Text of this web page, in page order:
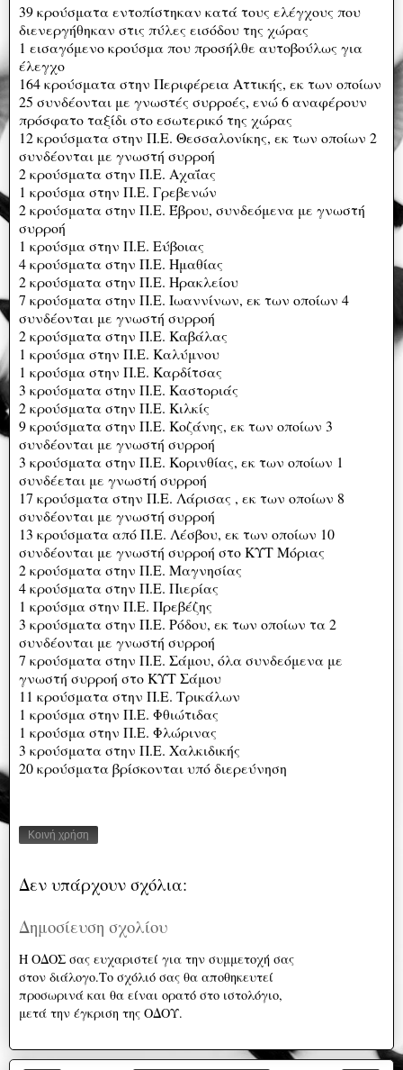
39 κρούσματα εντοπίστηκαν κατά τους ελέγχους που
διενεργήθηκαν στις πύλες εισόδου της χώρας
1 εισαγόμενο κρούσμα που προσήλθε αυτοβούλως για
έλεγχο
164 κρούσματα στην Περιφέρεια Αττικής, εκ των οποίων
25 συνδέονται με γνωστές συρροές, ενώ 6 αναφέρουν
πρόσφατο ταξίδι στο εσωτερικό της χώρας
12 κρούσματα στην Π.Ε. Θεσσαλονίκης, εκ των οποίων 2
συνδέονται με γνωστή συρροή
2 κρούσματα στην Π.Ε. Αχαΐας
1 κρούσμα στην Π.Ε. Γρεβενών
2 κρούσματα στην Π.Ε. Έβρου, συνδεόμενα με γνωστή
συρροή
1 κρούσμα στην Π.Ε. Εύβοιας
4 κρούσματα στην Π.Ε. Ημαθίας
2 κρούσματα στην Π.Ε. Ηρακλείου
7 κρούσματα στην Π.Ε. Ιωαννίνων, εκ των οποίων 4
συνδέονται με γνωστή συρροή
2 κρούσματα στην Π.Ε. Καβάλας
1 κρούσμα στην Π.Ε. Καλύμνου
1 κρούσμα στην Π.Ε. Καρδίτσας
3 κρούσματα στην Π.Ε. Καστοριάς
2 κρούσματα στην Π.Ε. Κιλκίς
9 κρούσματα στην Π.Ε. Κοζάνης, εκ των οποίων 3
συνδέονται με γνωστή συρροή
3 κρούσματα στην Π.Ε. Κορινθίας, εκ των οποίων 1
συνδέεται με γνωστή συρροή
17 κρούσματα στην Π.Ε. Λάρισας , εκ των οποίων 8
συνδέονται με γνωστή συρροή
13 κρούσματα από Π.Ε. Λέσβου, εκ των οποίων 10
συνδέονται με γνωστή συρροή στο ΚΥΤ Μόριας
2 κρούσματα στην Π.Ε. Μαγνησίας
4 κρούσματα στην Π.Ε. Πιερίας
1 κρούσμα στην Π.Ε. Πρεβέζης
3 κρούσματα στην Π.Ε. Ρόδου, εκ των οποίων τα 2
συνδέονται με γνωστή συρροή
7 κρούσματα στην Π.Ε. Σάμου, όλα συνδεόμενα με
γνωστή συρροή στο ΚΥΤ Σάμου
11 κρούσματα στην Π.Ε. Τρικάλων
1 κρούσμα στην Π.Ε. Φθιώτιδας
1 κρούσμα στην Π.Ε. Φλώρινας
3 κρούσματα στην Π.Ε. Χαλκιδικής
20 κρούσματα βρίσκονται υπό διερεύνηση
Κοινή χρήση
Δεν υπάρχουν σχόλια:
Δημοσίευση σχολίου
Η ΟΔΟΣ σας ευχαριστεί για την συμμετοχή σας
στον διάλογο.Το σχόλιό σας θα αποθηκευτεί
προσωρινά και θα είναι ορατό στο ιστολόγιο,
μετά την έγκριση της ΟΔΟΥ.